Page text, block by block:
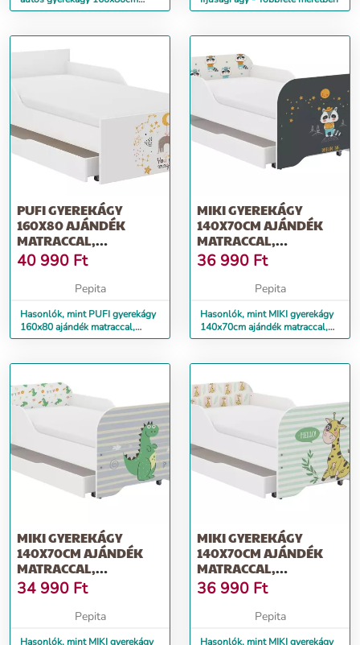
szürke láng nélkül - ajándék
PUFI GYEREKÁGY
160X80 AJÁNDÉK
MATRACCAL,
ÁGYNEMŰTARTÓ
NÉLKÜL - M...
40 990 Ft
Pepita
Hasonlók, mint PUFI gyerekágy
160x80 ajándék matraccal,
ágyneműtartó nélkül - m...
MIKI GYEREKÁGY
140X70CM AJÁNDÉK
MATRACCAL,
ÁGYNEMŰTARTÓ
NÉLKÜL - BORZ
36 990 Ft
Pepita
Hasonlók, mint MIKI gyerekágy
140x70cm ajándék matraccal,
ágyneműtartó nélkül - borz
MIKI GYEREKÁGY
140X70CM AJÁNDÉK
MATRACCAL,
ÁGYNEMŰTARTÓ
NÉLKÜL- DINO
34 990 Ft
Pepita
Hasonlók, mint MIKI gyerekágy
MIKI GYEREKÁGY
140X70CM AJÁNDÉK
MATRACCAL,
ÁGYNEMŰTARTÓ
NÉLKÜL -...
36 990 Ft
Pepita
Hasonlók, mint MIKI gyerekágy